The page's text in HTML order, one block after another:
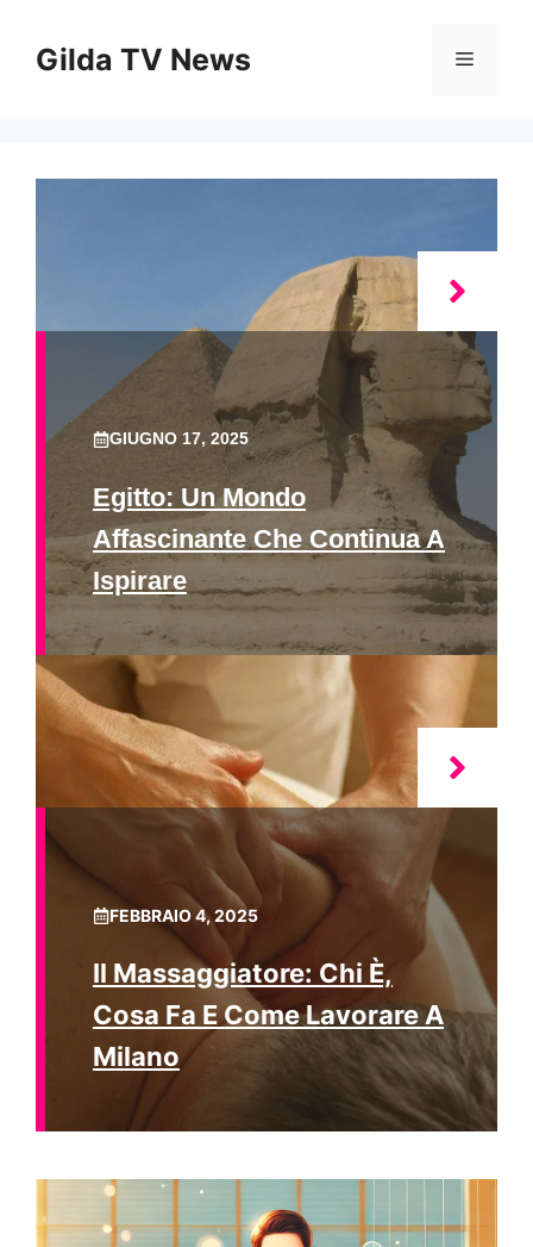
contenuto
Gilda TV News Menu
GIUGNO 17, 2025
Egitto: Un Mondo
Affascinante Che Continua A
Ispirare
FEBBRAIO 4, 2025
Il Massaggiatore: Chi È,
Cosa Fa E Come Lavorare A
Milano